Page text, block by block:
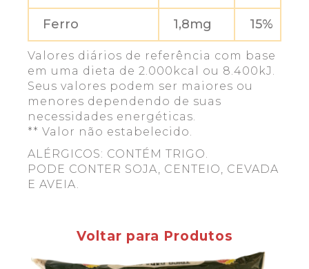
Ferro 1,8mg 15%
Valores diários de referência com base
em uma dieta de 2.000kcal ou 8.400kJ.
Seus valores podem ser maiores ou
menores dependendo de suas
necessidades energéticas.
** Valor não estabelecido.
ALÉRGICOS: CONTÉM TRIGO.
PODE CONTER SOJA, CENTEIO, CEVADA
E AVEIA.
Voltar para Produtos